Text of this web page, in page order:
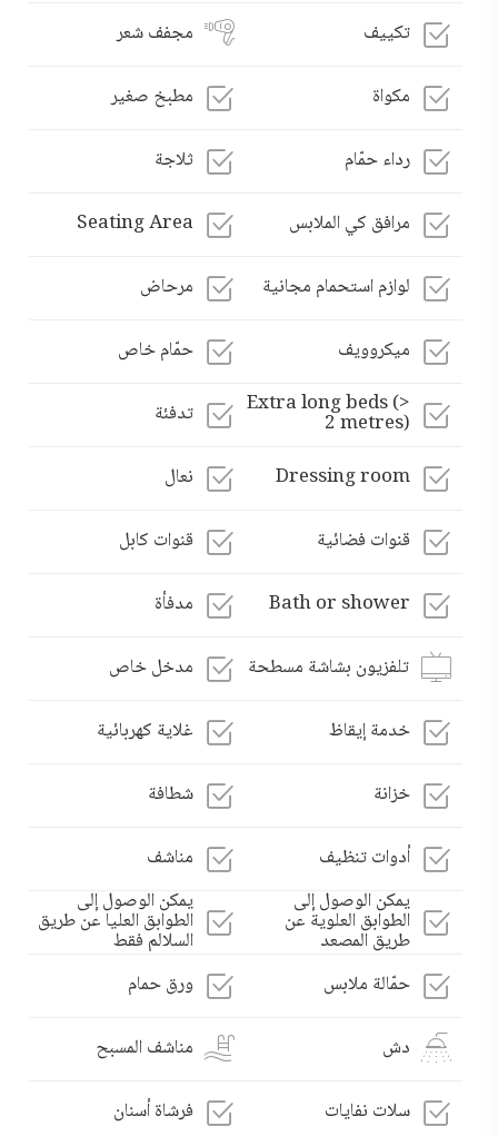
تكييف
مجفف شعر
مكواة
مطبخ صغير
رداء حمّام
ثلاجة
مرافق كي الملابس
Seating Area
لوازم استحمام مجانية
مرحاض
ميكروويف
حمّام خاص
Extra long beds (>
2 metres)
تدفئة
Dressing room
نعال
قنوات فضائية
قنوات كابل
Bath or shower
مدفأة
تلفزيون بشاشة مسطحة
مدخل خاص
خدمة إيقاظ
غلاية كهربائية
خزانة
شطافة
أدوات تنظيف
مناشف
يمكن الوصول إلى
الطوابق العلوية عن
طريق المصعد
يمكن الوصول إلى
الطوابق العليا عن طريق
السلالم فقط
حمّالة ملابس
ورق حمام
دش
مناشف المسبح
سلات نفايات
فرشاة أسنان